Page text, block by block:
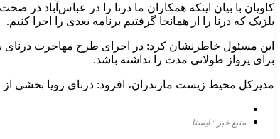
کاویان با بیان اینکه همکاران ما درنا را در عباس‌آباد در
بلژیک که درنا را از همانجا گرفتیم برنامه بعدی را اجرا کنیم.
این مسئول خاطرنشان کرد: در اجرای طرح مهاجرت درنای
برای پرواز طولانی مدت را نداشته باشد.
مدیرکل محیط زیست مازندران، افزود: درنای رویا بخشی از
منبع خبر : ایسنا